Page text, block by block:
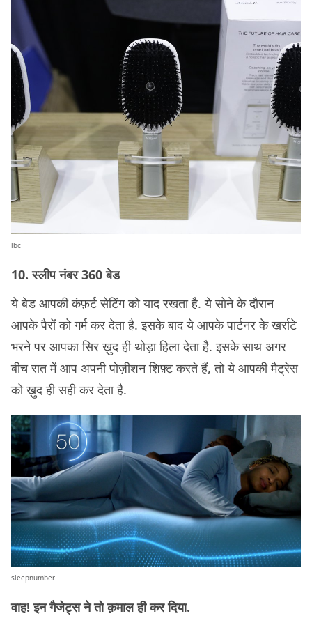
lbc
10. स्लीप नंबर 360 बेड
ये बेड आपकी कंफ़र्ट सेटिंग को याद रखता है. ये सोने के दौरान
आपके पैरों को गर्म कर देता है. इसके बाद ये आपके पार्टनर के खर्राटे
भरने पर आपका सिर ख़ुद ही थोड़ा हिला देता है. इसके साथ अगर
बीच रात में आप अपनी पोज़ीशन शिफ़्ट करते हैं, तो ये आपकी मैट्रेस
को ख़ुद ही सही कर देता है.
sleepnumber
वाह! इन गैजेट्स ने तो क़माल ही कर दिया.